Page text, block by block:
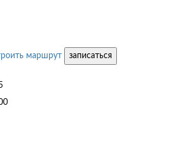
маршрут
записаться